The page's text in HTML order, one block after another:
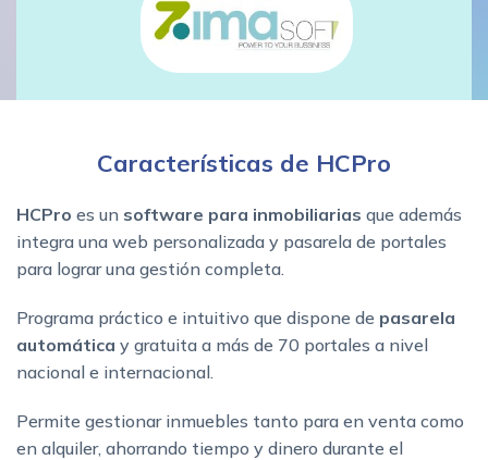
Características de HCPro
HCPro es un software para inmobiliarias que además
integra una web personalizada y pasarela de portales
para lograr una gestión completa.
Programa práctico e intuitivo que dispone de pasarela
automática y gratuita a más de 70 portales a nivel
nacional e internacional.
Permite gestionar inmuebles tanto para en venta como
en alquiler, ahorrando tiempo y dinero durante el